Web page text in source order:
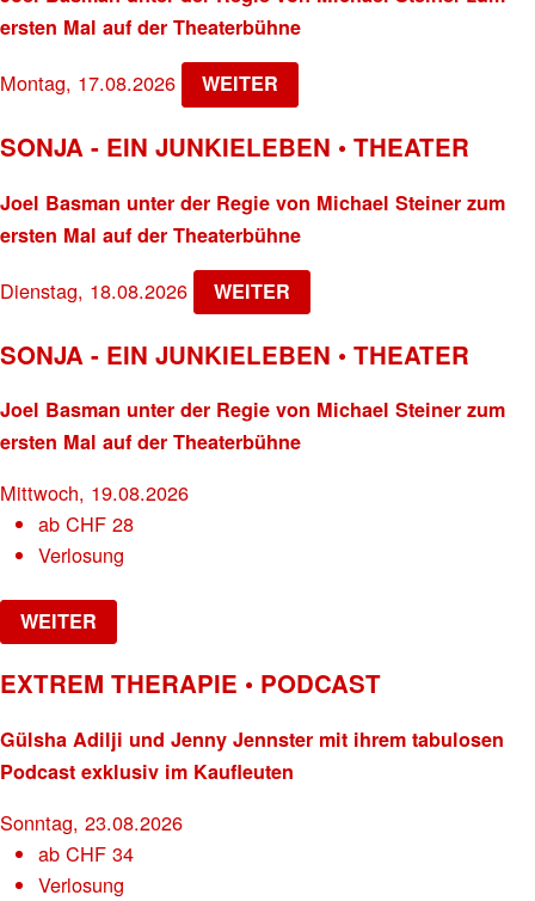
ersten Mal auf der Theaterbühne
Montag, 17.08.2026 WEITER
SONJA - EIN JUNKIELEBEN • THEATER
Joel Basman unter der Regie von Michael Steiner zum
ersten Mal auf der Theaterbühne
Dienstag, 18.08.2026 WEITER
SONJA - EIN JUNKIELEBEN • THEATER
Joel Basman unter der Regie von Michael Steiner zum
ersten Mal auf der Theaterbühne
Mittwoch, 19.08.2026
abCHF 28
Verlosung
WEITER
EXTREM THERAPIE • PODCAST
Gülsha Adilji und Jenny Jennster mit ihrem tabulosen
Podcast exklusiv im Kaufleuten
Sonntag, 23.08.2026
abCHF 34
Verlosung